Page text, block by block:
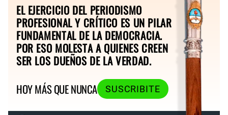
EL EJERCICIO DEL PERIODISMO
PROFESIONAL Y CRÍTICO ES UN PILAR
FUNDAMENTAL DE LA DEMOCRACIA.
POR ESO MOLESTA A QUIENES CREEN
SER LOS DUEÑOS DE LA VERDAD.
HOY MÁS QUE NUNCA
SUSCRIBITE